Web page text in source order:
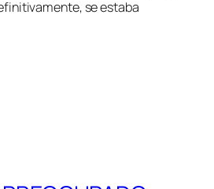
se estaba